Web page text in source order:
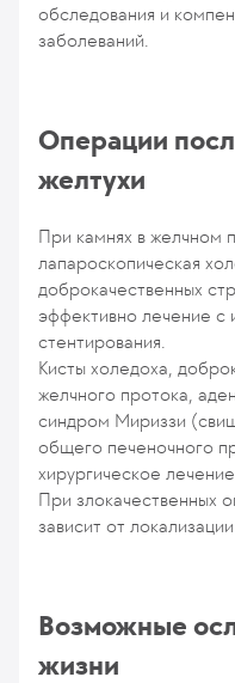
обследования и
заболеваний.
Операции
желтухи
При камнях в желчном
лапароскопическая
доброкачественных
эффективно лечение с
стентирования.
Кисты холедоха,
желчного протока,
синдром Мириззи
общего печеночного
хирургическое
При злокачественных
зависит от
Возможные
жизни